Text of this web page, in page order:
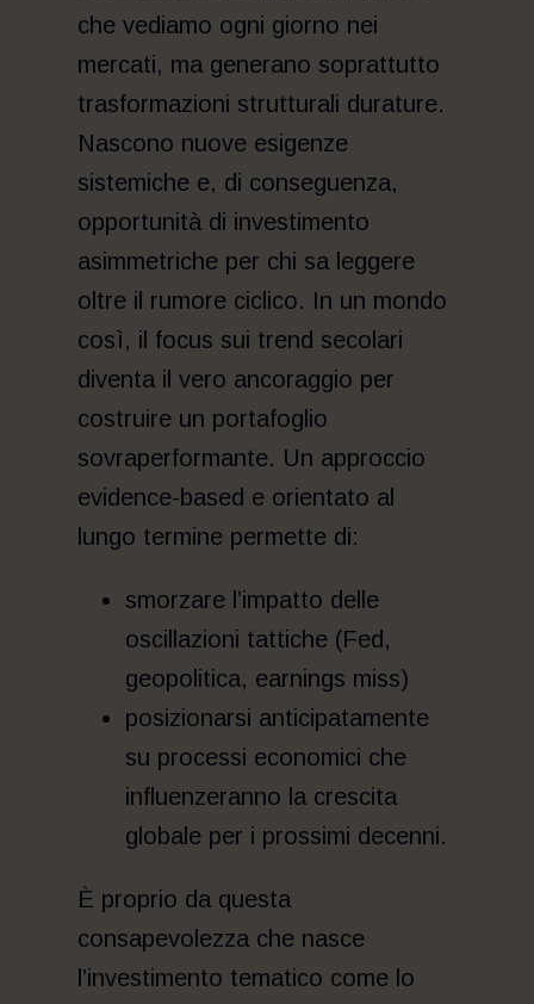
che vediamo ogni giorno nei
mercati, ma generano soprattutto
trasformazioni strutturali durature.
Nascono nuove esigenze
sistemiche e, di conseguenza,
opportunità di investimento
asimmetriche per chi sa leggere
oltre il rumore ciclico. In un mondo
così, il focus sui trend secolari
diventa il vero ancoraggio per
costruire un portafoglio
sovraperformante. Un approccio
evidence-based e orientato al
lungo termine permette di:
smorzare l’impatto delle
oscillazioni tattiche (Fed,
geopolitica, earnings miss)
posizionarsi anticipatamente
su processi economici che
influenzeranno la crescita
globale per i prossimi decenni.
È proprio da questa
consapevolezza che nasce
l’investimento tematico come lo